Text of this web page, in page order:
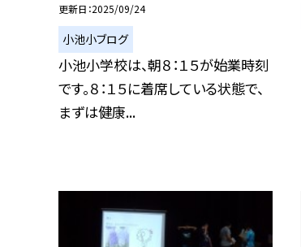
更新日 2025/09/24
小池小ブログ
小池小学校は、朝８：１５が始業時刻
です。８：１５に着席している状態で、
まずは健康...